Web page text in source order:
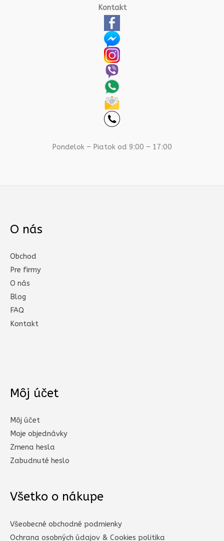
Kontakt
Pondelok – Piatok od 9:00 – 17:00
O nás
Obchod
Pre firmy
O nás
Blog
FAQ
Kontakt
Môj účet
Môj účet
Moje objednávky
Zmena hesla
Zabudnuté heslo
Všetko o nákupe
Všeobecné obchodné podmienky
Ochrana osobných údajov & Cookies politika